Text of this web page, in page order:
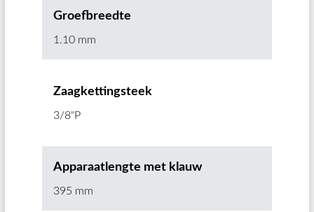
Groefbreedte
1.10 mm
Zaagkettingsteek
3/8"P
Apparaatlengte met klauw
395 mm